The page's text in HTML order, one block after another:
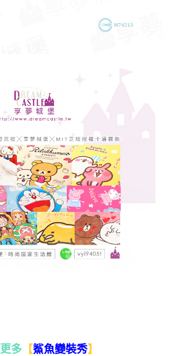
更多【鯊魚變裝秀】